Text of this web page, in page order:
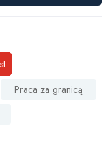
Praca za granicą